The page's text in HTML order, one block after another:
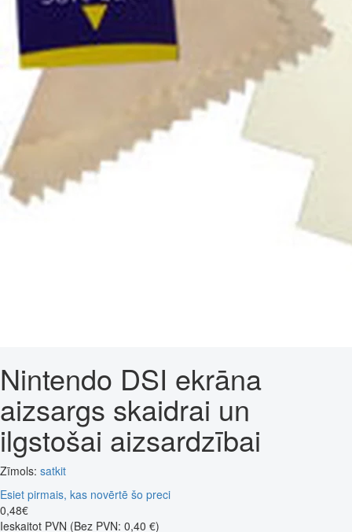
Nintendo DSI ekrāna
aizsargs skaidrai un
ilgstošai aizsardzībai
Zīmols: satkit
Esiet pirmais, kas novērtē šo preci
0,48€
Ieskaitot PVN (Bez PVN: 0,40 €)